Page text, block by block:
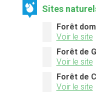
Sites
Forêt
Voir le site
Forêt de
Voir le site
Forêt de
Voir le site